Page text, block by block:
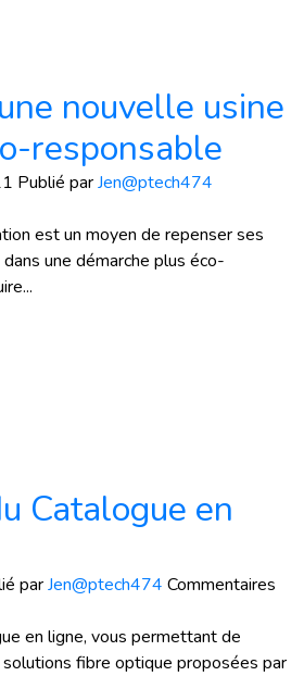
nouvelle usine
responsable
Publié parJen@ptech474
est un moyen de repenser ses
une démarche plus éco-
Catalogue en
parJen@ptech474 Commentaires
en ligne, vous permettant de
fibre optique proposées par